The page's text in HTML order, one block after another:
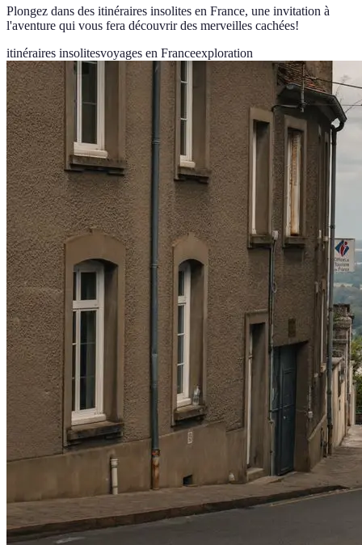
Plongez dans des itinéraires insolites en France, une invitation à
l'aventure qui vous fera découvrir des merveilles cachées!
itinéraires insolitesvoyages en Franceexploration